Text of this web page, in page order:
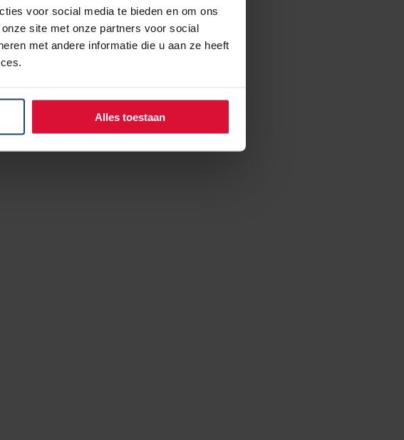
voor social media te bieden en om ons
site met onze partners voor social
met andere informatie die u aan ze heeft
Alles toestaan